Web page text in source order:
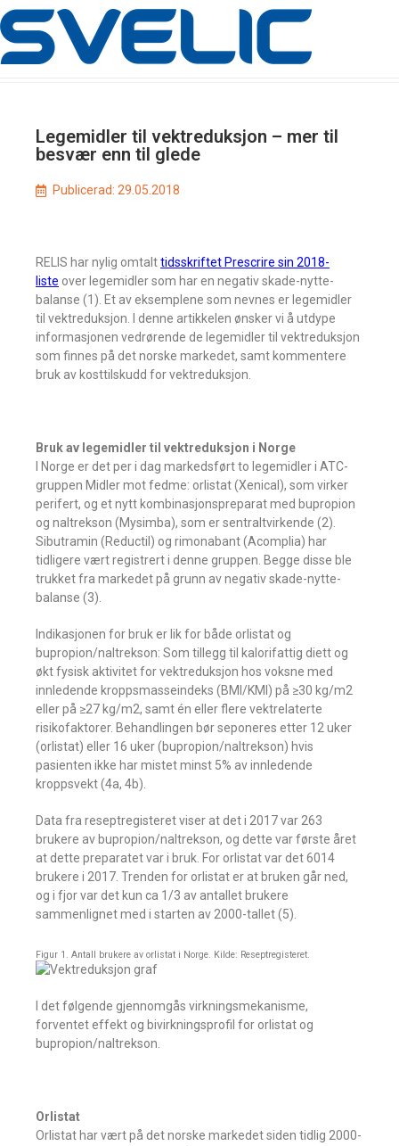
Legemidler til vektreduksjon – mer til
besvær enn til glede
Publicerad: 29.05.2018
RELIS har nylig omtalttidsskriftet Prescrire sin 2018-
liste over legemidler som har en negativ skade-nytte-
balanse (1). Et av eksemplene som nevnes er legemidler
til vektreduksjon. I denne artikkelen ønsker vi å utdype
informasjonen vedrørende de legemidler til vektreduksjon
som finnes på det norske markedet, samt kommentere
bruk av kosttilskudd for vektreduksjon.
Bruk av legemidler til vektreduksjon i Norge
I Norge er det per i dag markedsført to legemidler i ATC-
gruppen Midler mot fedme: orlistat (Xenical), som virker
perifert, og et nytt kombinasjonspreparat med bupropion
og naltrekson (Mysimba), som er sentraltvirkende (2).
Sibutramin (Reductil) og rimonabant (Acomplia) har
tidligere vært registrert i denne gruppen. Begge disse ble
trukket fra markedet på grunn av negativ skade-nytte-
balanse (3).
Indikasjonen for bruk er lik for både orlistat og
bupropion/naltrekson: Som tillegg til kalorifattig diett og
økt fysisk aktivitet for vektreduksjon hos voksne med
innledende kroppsmasseindeks (BMI/KMI) på ≥30 kg/m2
eller på ≥27 kg/m2, samt én eller flere vektrelaterte
risikofaktorer. Behandlingen bør seponeres etter 12 uker
(orlistat) eller 16 uker (bupropion/naltrekson) hvis
pasienten ikke har mistet minst 5% av innledende
kroppsvekt (4a, 4b).
Data fra reseptregisteret viser at det i 2017 var 263
brukere av bupropion/naltrekson, og dette var første året
at dette preparatet var i bruk. For orlistat var det 6014
brukere i 2017. Trenden for orlistat er at bruken går ned,
og i fjor var det kun ca 1/3 av antallet brukere
sammenlignet med i starten av 2000-tallet (5).
Figur 1. Antall brukere av orlistat i Norge. Kilde: Reseptregisteret.
I det følgende gjennomgås virkningsmekanisme,
forventet effekt og bivirkningsprofil for orlistat og
bupropion/naltrekson.
Orlistat
Orlistat har vært på det norske markedet siden tidlig 2000-